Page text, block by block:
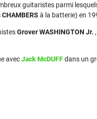
guitaristes parmi
à la batterie) en
Grover WASHINGTON Jr. ,
avecJack McDUFFdans un